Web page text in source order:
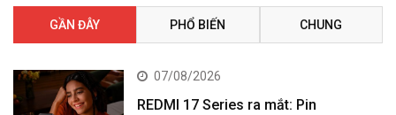
GẦN ĐÂY PHỔ BIẾN CHUNG
07/08/2026
REDMI 17 Series ra mắt: Pin